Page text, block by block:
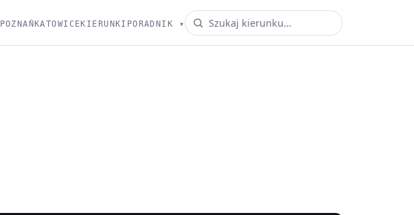
POZNAŃKATOWICEKIERUNKI PORADNIK ▾